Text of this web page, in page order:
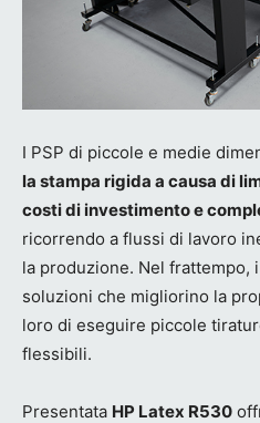
I PSP di piccole e medie
la stampa rigida a causa di
costi di investimento e
ricorrendo a flussi di lavoro
la produzione. Nel frattempo,
soluzioni che migliorino la
loro di eseguire piccole
flessibili.
Presentata HP Latex R530